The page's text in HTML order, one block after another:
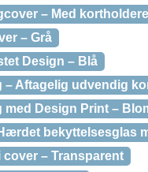
– Med
– Grå
Design – Blå
Aftagelig udvendig
Design Print –
bekyttelsesglas
– Transparent